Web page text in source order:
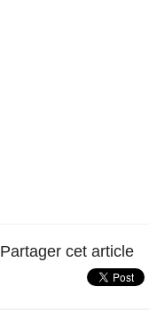
Partager cet article